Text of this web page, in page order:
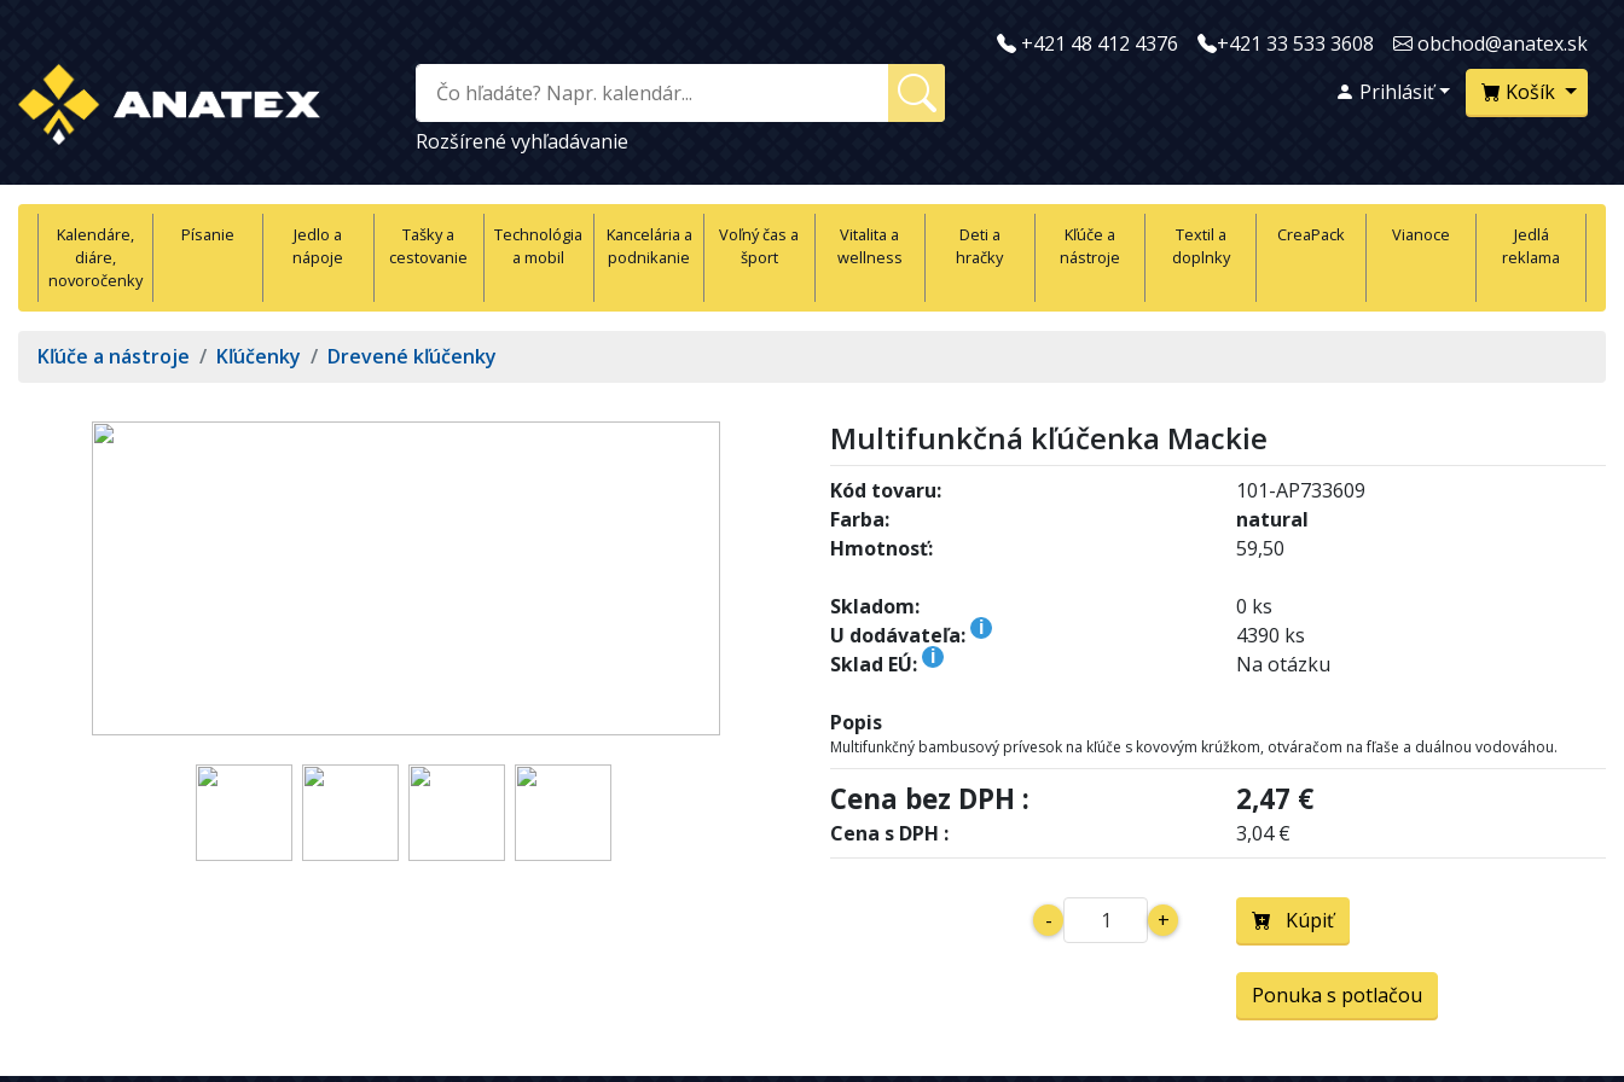
+421 48 412 4376 +421 33 533 3608 obchod@anatex.sk
Rozšírené vyhľadávanie
Košík
Prihlásiť
Kalendáre,
diáre,
novoročenky
Písanie
Jedlo a
nápoje
Tašky a
cestovanie
Technológia
a mobil
Kancelária a
podnikanie
Voľný čas a
šport
Vitalita a
wellness
Deti a
hračky
Kľúče a
nástroje
Textil a
doplnky
CreaPack Vianoce
Jedlá
reklama
Kľúče a nástroje / Kľúčenky / Drevené kľúčenky
Multifunkčná kľúčenka Mackie
Kód tovaru:
101-AP733609
Farba:
natural
Hmotnosť:
59,50
Skladom:
0 ks
U dodávateľa:
i
4390 ks
Sklad EÚ:
i Na otázku
Popis
Multifunkčný bambusový prívesok na kľúče s kovovým krúžkom, otváračom na fľaše a duálnou vodováhou.
Cena bez DPH : 2,47 €
Cena s DPH : 3,04 €
- + Kúpiť
Ponuka s potlačou